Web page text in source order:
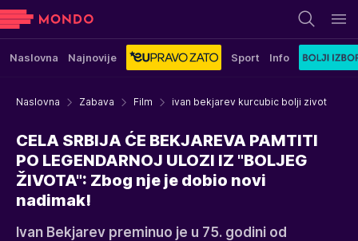
Naslovna Najnovije Sport Info
Naslovna Zabava Film ivan bekjarev kurcubic bolji zivot
CELA SRBIJA ĆE BEKJAREVA PAMTITI
PO LEGENDARNOJ ULOZI IZ "BOLJEG
ŽIVOTA": Zbog nje je dobio novi
nadimak!
Ivan Bekjarev preminuo je u 75. godini od